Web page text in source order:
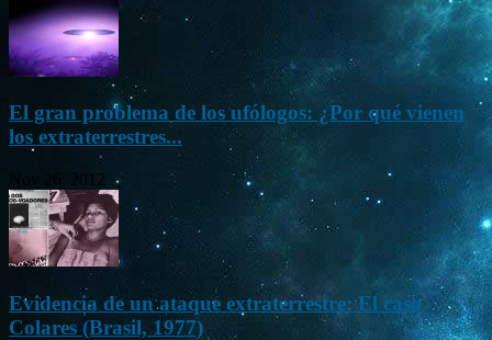
El gran problema de los ufólogos: ¿Por qué vienen
los extraterrestres...
Nov 26, 2012
Evidencia de un ataque extraterrestre: El caso
Colares (Brasil, 1977)